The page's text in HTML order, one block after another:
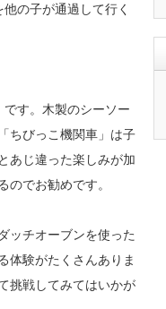
の子が通過して行く
す。木製のシーソー
ちびっこ機関車」は子
あじ違った楽しみが加
でお勧めです。
ッチオーブンを使った
体験がたくさんありま
挑戦してみてはいかが